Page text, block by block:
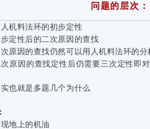
问题的层次：
机料法环的初步定性
定性后的二次原因的查找
次原因的查找仍然可以用人机料法环的分
次原因的查找定性后仍需要三次定性即
也就是多题几个为什么
地上的机油